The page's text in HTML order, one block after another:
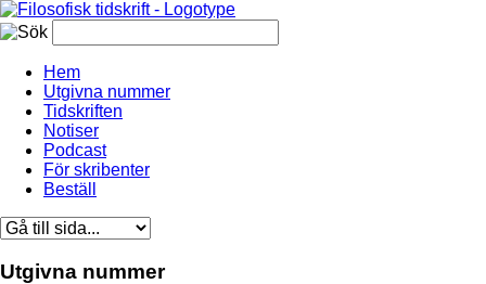
Hem
Utgivna nummer
Tidskriften
Notiser
Podcast
För skribenter
Beställ
Utgivna nummer